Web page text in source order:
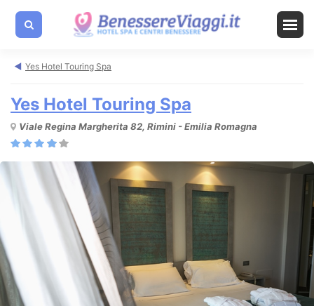
Yes Hotel Touring Spa
Yes Hotel Touring Spa
Viale Regina Margherita 82, Rimini - Emilia Romagna